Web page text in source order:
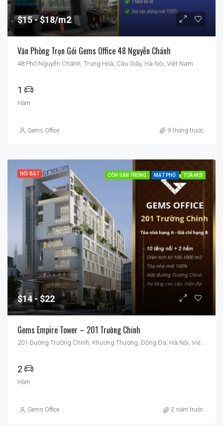
$15 $18/m2
Văn Phòng Trọn Gói Gems Office 48 Nguyễn Chánh
48 Phố Nguyễn Chánh, Trung Hoà, Cầu Giấy, Hà Nội, Việt Nam
1
Hầm
Gems Office 9 tháng trước
NỔI BẬT CÒN SÀN TRỐNG MẶT PHỐ TOÀ MỚI
$14 $22
Gems Empire Tower – 201 Trường Chinh
201 Đường Trường Chinh, Khương Thượng, Đống Đa, Hà Nội, Việt Nam
2
Hầm
Gems Office 2 năm trước